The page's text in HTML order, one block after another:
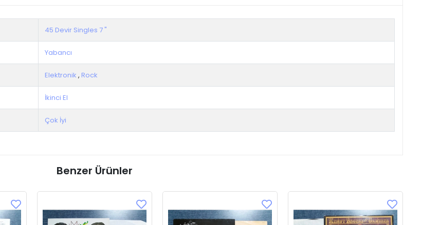
45 Devir Singles 7 "
Yabancı
Elektronik , Rock
İkinci El
Çok İyi
Benzer Ürünler